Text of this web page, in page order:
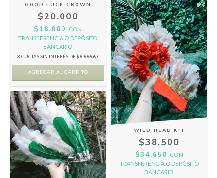
GOOD LUCK CROWN
$20.000
$18.000 CON
TRANSFERENCIA O DEPÓSITO
BANCARIO
3 CUOTAS SIN INTERÉS DE$6.666,67
WILD HEAD KIT
$38.500
$34.650 CON
TRANSFERENCIA O DEPÓSITO
BANCARIO